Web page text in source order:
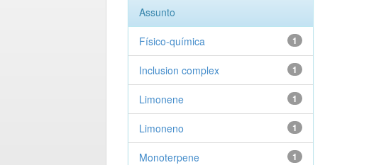
Assunto
1
Físico-química
1
Inclusion complex
1
Limonene
1
Limoneno
1
Monoterpene